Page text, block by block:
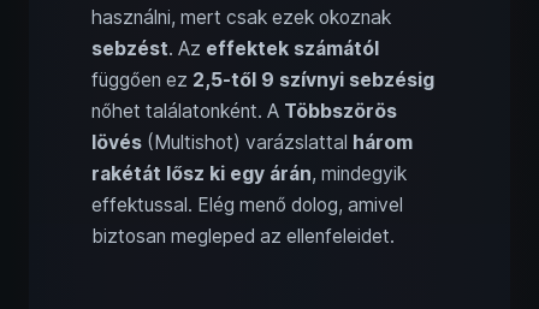
használni, mert csak ezek okoznak
sebzést. Az effektek számától
függően ez 2,5-től 9 szívnyi sebzésig
nőhet találatonként. A Többszörös
lövés (Multishot) varázslattal három
rakétát lősz ki egy árán, mindegyik
effektussal. Elég menő dolog, amivel
biztosan megleped az ellenfeleidet.